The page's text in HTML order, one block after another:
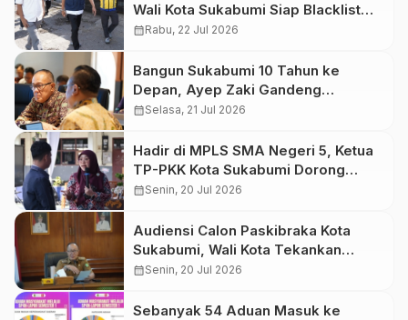
Wali Kota Sukabumi Siap Blacklist
Kontraktor lalai
calendar_monthRabu, 22 Jul 2026
Bangun Sukabumi 10 Tahun ke
Depan, Ayep Zaki Gandeng
Bappenas, Usulkan Peningkatan
calendar_monthSelasa, 21 Jul 2026
Hadir di MPLS SMA Negeri 5, Ketua
TP-PKK Kota Sukabumi Dorong
Pelajar Kuasai Teknologi Dengan
calendar_monthSenin, 20 Jul 2026
Audiensi Calon Paskibraka Kota
Sukabumi, Wali Kota Tekankan
Karakter, Inovasi, dan Jiwa
calendar_monthSenin, 20 Jul 2026
Sebanyak 54 Aduan Masuk ke